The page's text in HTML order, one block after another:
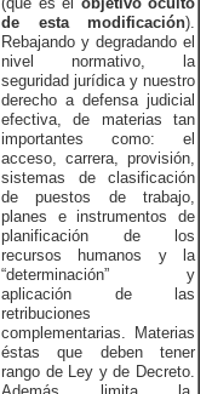
(que es el objetivo oculto
de esta modificación).
Rebajando y degradando el
nivel normativo, la
seguridad jurídica y nuestro
derecho a defensa judicial
efectiva, de materias tan
importantes como: el
acceso, carrera, provisión,
sistemas de clasificación
de puestos de trabajo,
planes e instrumentos de
planificación de los
recursos humanos y la
“determinación” y
aplicación de las
retribuciones
complementarias. Materias
éstas que deben tener
rango de Ley y de Decreto.